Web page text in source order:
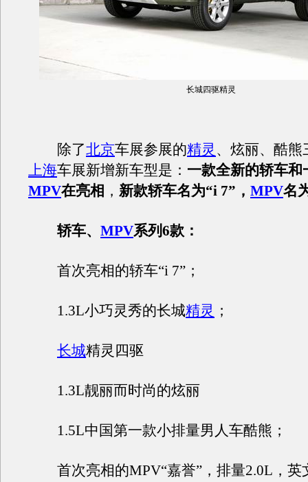
长城四驱精灵
除了北京车展参展的精灵 、炫丽、酷熊
上海车展新增新车型是： 一款全新的轿车和
MPV在亮相 ， 新款轿车名为“i 7”， MPV名
轿车、 MPV系列6款：
首次亮相的轿车“i 7”；
1.3L小巧灵秀的长城精灵 ；
长城精灵四驱
1.3L靓丽而时尚的炫丽
1.5L中国第一款小排量男人车酷熊；
首次亮相的MPV“嘉誉”，排量2.0L，英